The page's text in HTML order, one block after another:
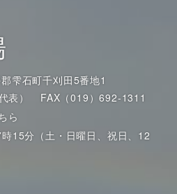
雫石町千刈田5番地1
）
FAX（019）692-1311
ら
15分（土・日曜日、祝日、12